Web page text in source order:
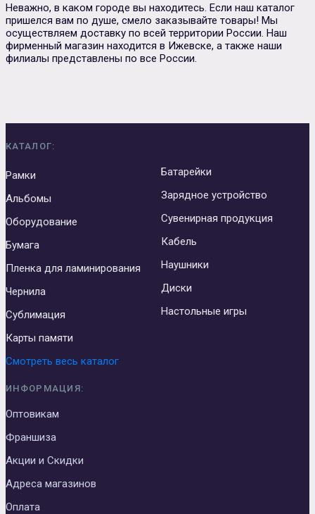
Неважно, в каком городе вы находитесь. Если наш каталог
пришелся вам по душе, смело заказывайте товары! Мы
осуществляем доставку по всей территории России. Наш
фирменный магазин находится в Ижевске, а также наши
филиалы представлены по все России.
КАТАЛОГ:
Рамки
Альбомы
Оборудование
Бумага
Пленка для ламинирования
Чернила
Сублимация
Карты памяти
Батарейки
Зарядное устройство
Сувенирная продукция
Кабель
Наушники
Диски
Настольные игры
Смотреть весь каталог
ИНФОРМАЦИЯ:
Оптовикам
Франшиза
Акции и Скидки
Адреса магазинов
Оплата